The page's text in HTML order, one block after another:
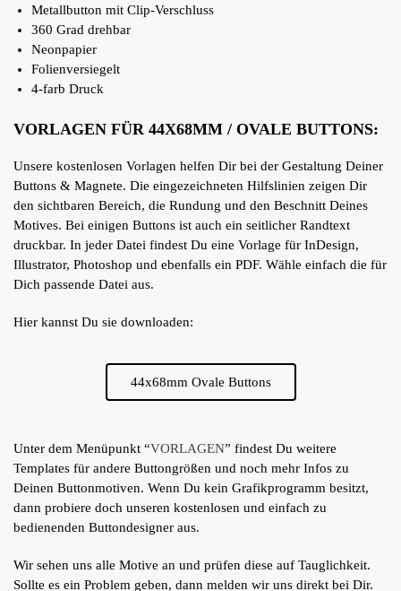
Metallbutton mit Clip-Verschluss
360 Grad drehbar
Neonpapier
Folienversiegelt
4-farb Druck
VORLAGEN FÜR 44X68MM / OVALE BUTTONS:
Unsere kostenlosen Vorlagen helfen Dir bei der Gestaltung Deiner
Buttons & Magnete. Die eingezeichneten Hilfslinien zeigen Dir
den sichtbaren Bereich, die Rundung und den Beschnitt Deines
Motives. Bei einigen Buttons ist auch ein seitlicher Randtext
druckbar. In jeder Datei findest Du eine Vorlage für InDesign,
Illustrator, Photoshop und ebenfalls ein PDF. Wähle einfach die für
Dich passende Datei aus.
Hier kannst Du sie downloaden:
44x68mm Ovale Buttons
Unter dem Menüpunkt “VORLAGEN” findest Du weitere
Templates für andere Buttongrößen und noch mehr Infos zu
Deinen Buttonmotiven. Wenn Du kein Grafikprogramm besitzt,
dann probiere doch unseren kostenlosen und einfach zu
bedienenden Buttondesigner aus.
Wir sehen uns alle Motive an und prüfen diese auf Tauglichkeit.
Sollte es ein Problem geben, dann melden wir uns direkt bei Dir.